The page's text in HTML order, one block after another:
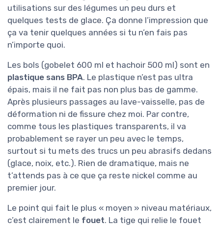
utilisations sur des légumes un peu durs et
quelques tests de glace. Ça donne l’impression que
ça va tenir quelques années si tu n’en fais pas
n’importe quoi.
Les bols (gobelet 600 ml et hachoir 500 ml) sont en
plastique sans BPA. Le plastique n’est pas ultra
épais, mais il ne fait pas non plus bas de gamme.
Après plusieurs passages au lave-vaisselle, pas de
déformation ni de fissure chez moi. Par contre,
comme tous les plastiques transparents, il va
probablement se rayer un peu avec le temps,
surtout si tu mets des trucs un peu abrasifs dedans
(glace, noix, etc.). Rien de dramatique, mais ne
t’attends pas à ce que ça reste nickel comme au
premier jour.
Le point qui fait le plus « moyen » niveau matériaux,
c’est clairement le fouet. La tige qui relie le fouet